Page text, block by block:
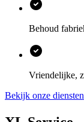
Behoud
Vriendelijke,
Bekijk onze diensten